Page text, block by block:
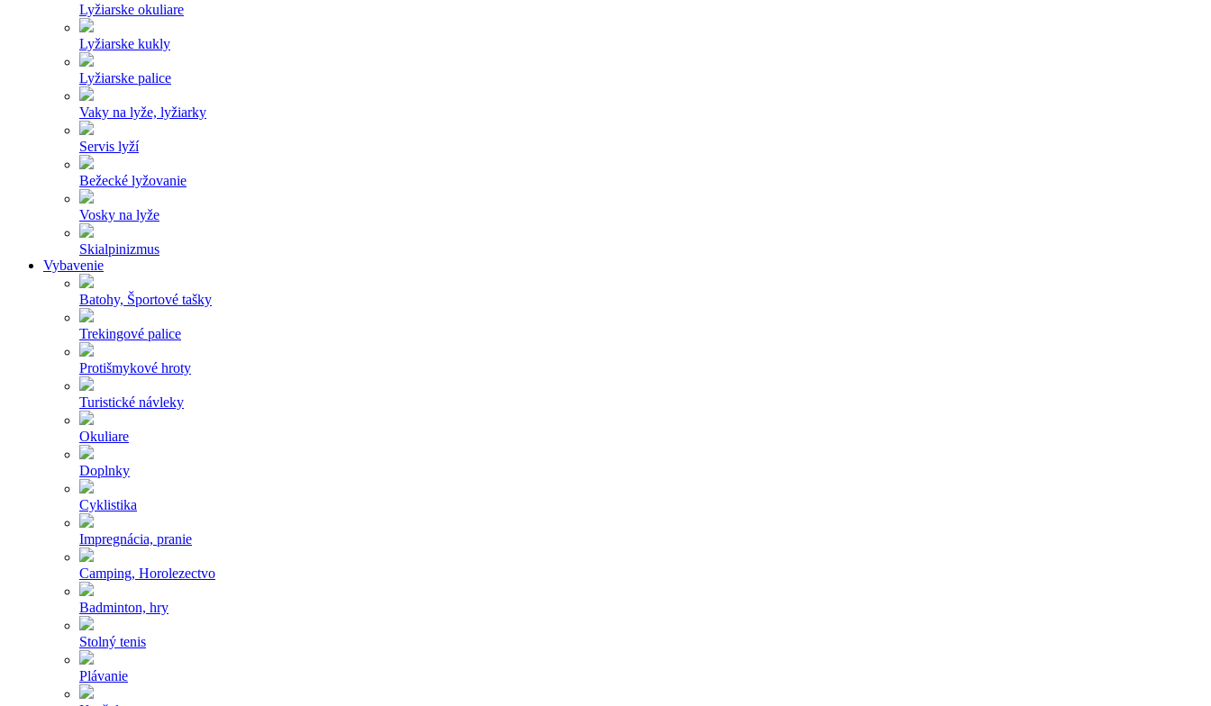
Lyžiarske okuliare
Lyžiarske kukly
Lyžiarske palice
Vaky na lyže, lyžiarky
Servis lyží
Bežecké lyžovanie
Vosky na lyže
Skialpinizmus
Vybavenie
Batohy, Športové tašky
Trekingové palice
Protišmykové hroty
Turistické návleky
Okuliare
Doplnky
Cyklistika
Impregnácia, pranie
Camping, Horolezectvo
Badminton, hry
Stolný tenis
Plávanie